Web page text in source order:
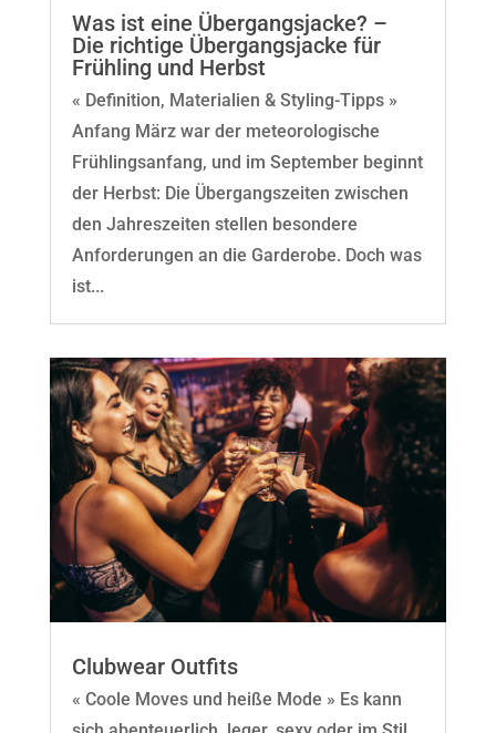
Was ist eine Übergangsjacke? –
Die richtige Übergangsjacke für
Frühling und Herbst
« Definition, Materialien & Styling-Tipps »
Anfang März war der meteorologische
Frühlingsanfang, und im September beginnt
der Herbst: Die Übergangszeiten zwischen
den Jahreszeiten stellen besondere
Anforderungen an die Garderobe. Doch was
ist...
Clubwear Outfits
« Coole Moves und heiße Mode » Es kann